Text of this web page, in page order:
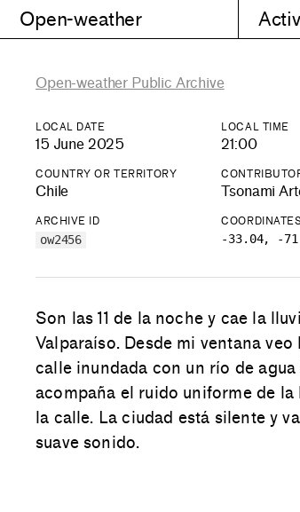
Open-weather
Open-weather Public Archive
LOCAL DATE
15 June 2025
LOCAL TIME
21:00
COUNTRY OR TERRITORY
Chile Tsonami
ARCHIVE ID
ow2456
COORDINATES
-33.04, -
Son las 11 de la noche y cae la
Valparaíso. Desde mi ventana
calle inundada con un río de
acompaña el ruido uniforme de
la calle. La ciudad está silente y
suave sonido.